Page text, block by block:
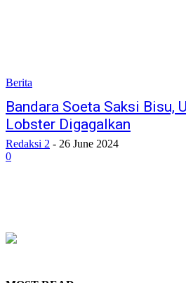
Berita
Bandara Soeta Saksi Bisu,
Lobster Digagalkan
Redaksi 2 - 26 June 2024
0